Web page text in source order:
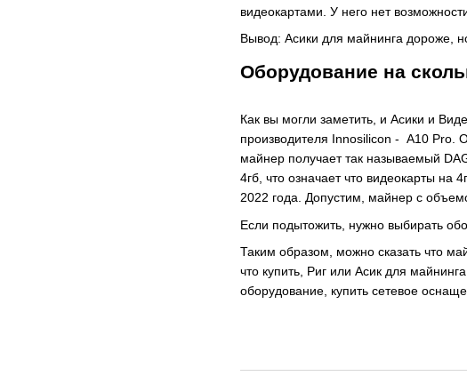
видеокартами. У него нет
Вывод: Асики для майнинга дороже,
Оборудование на
Как вы могли заметить, и Асики и
производителя Innosilicon - A10 Pro.
майнер получает так называемый
4гб, что означает что видеокарты
2022 года. Допустим, майнер с
Если подытожить, нужно выбирать
Таким образом, можно сказать что
что купить, Риг или Асик для
оборудование, купить сетевое